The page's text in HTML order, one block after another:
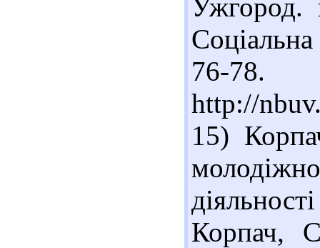
Ужгород.
76-
http://
15)
Корпач,